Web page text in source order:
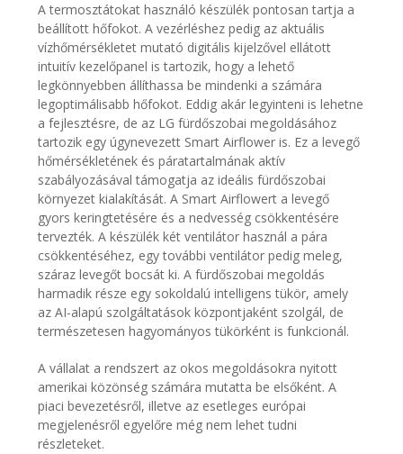
A termosztátokat használó készülék pontosan tartja a
beállított hőfokot. A vezérléshez pedig az aktuális
vízhőmérsékletet mutató digitális kijelzővel ellátott
intuitív kezelőpanel is tartozik, hogy a lehető
legkönnyebben állíthassa be mindenki a számára
legoptimálisabb hőfokot. Eddig akár legyinteni is lehetne
a fejlesztésre, de az LG fürdőszobai megoldásához
tartozik egy úgynevezett Smart Airflower is. Ez a levegő
hőmérsékletének és páratartalmának aktív
szabályozásával támogatja az ideális fürdőszobai
környezet kialakítását. A Smart Airflowert a levegő
gyors keringtetésére és a nedvesség csökkentésére
tervezték. A készülék két ventilátor használ a pára
csökkentéséhez, egy további ventilátor pedig meleg,
száraz levegőt bocsát ki. A fürdőszobai megoldás
harmadik része egy sokoldalú intelligens tükör, amely
az AI-alapú szolgáltatások központjaként szolgál, de
természetesen hagyományos tükörként is funkcionál.
A vállalat a rendszert az okos megoldásokra nyitott
amerikai közönség számára mutatta be elsőként. A
piaci bevezetésről, illetve az esetleges európai
megjelenésről egyelőre még nem lehet tudni
részleteket.